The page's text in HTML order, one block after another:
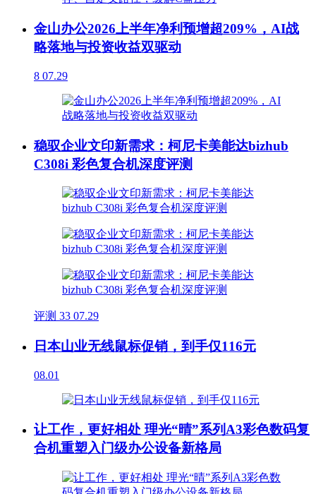
金山办公2026上半年净利预增超209%，AI战
略落地与投资收益双驱动
8 07.29
稳驭企业文印新需求：柯尼卡美能达bizhub
C308i 彩色复合机深度评测
评测 33 07.29
日本山业无线鼠标促销，到手仅116元
08.01
让工作，更好相处 理光“晴”系列A3彩色数码复
合机重塑入门级办公设备新格局